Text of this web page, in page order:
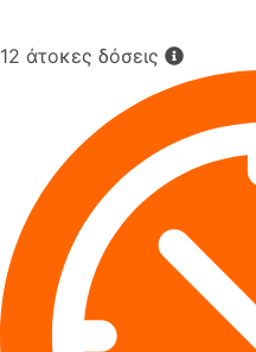
12 άτοκες δόσεις